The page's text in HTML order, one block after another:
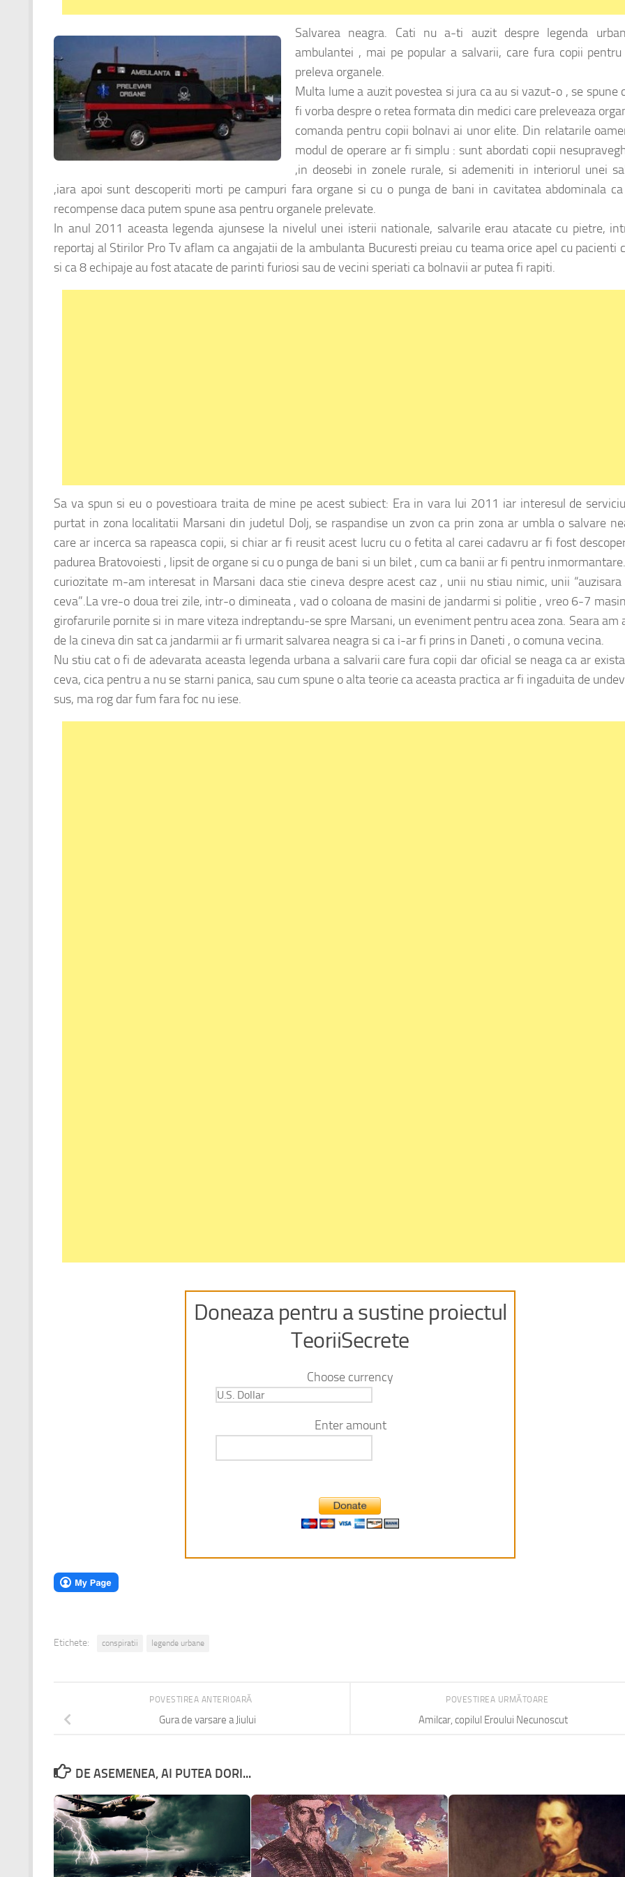
Salvarea neagra. Cati nu a-ti auzit despre legenda
ambulantei , mai pe popular a salvarii, care fura copii
preleva organele.
Multa lume a auzit povestea si jura ca au si vazut-o , se spune
fi vorba despre o retea formata din medici care preleveaza
comanda pentru copii bolnavi ai unor elite. Din relatarile
modul de operare ar fi simplu : sunt abordati copii
,in deosebi in zonele rurale, si ademeniti in interiorul unei
,iara apoi sunt descoperiti morti pe campuri fara organe si cu o punga de bani in cavitatea abdominala
recompense daca putem spune asa pentru organele prelevate.
In anul 2011 aceasta legenda ajunsese la nivelul unei isterii nationale, salvarile erau atacate cu pietre,
reportaj al Stirilor Pro Tv aflam ca angajatii de la ambulanta Bucuresti preiau cu teama orice apel cu pacienti
si ca 8 echipaje au fost atacate de parinti furiosi sau de vecini speriati ca bolnavii ar putea fi rapiti.
Sa va spun si eu o povestioara traita de mine pe acest subiect: Era in vara lui 2011 iar interesul de
purtat in zona localitatii Marsani din judetul Dolj, se raspandise un zvon ca prin zona ar umbla o salvare
care ar incerca sa rapeasca copii, si chiar ar fi reusit acest lucru cu o fetita al carei cadavru ar fi fost
padurea Bratovoiesti , lipsit de organe si cu o punga de bani si un bilet , cum ca banii ar fi pentru
curiozitate m-am interesat in Marsani daca stie cineva despre acest caz , unii nu stiau nimic, unii “auzisara
ceva”.La vre-o doua trei zile, intr-o dimineata , vad o coloana de masini de jandarmi si politie , vreo 6-7
girofarurile pornite si in mare viteza indreptandu-se spre Marsani, un eveniment pentru acea zona. Seara am
de la cineva din sat ca jandarmii ar fi urmarit salvarea neagra si ca i-ar fi prins in Daneti , o comuna vecina.
Nu stiu cat o fi de adevarata aceasta legenda urbana a salvarii care fura copii dar oficial se neaga ca ar
ceva, cica pentru a nu se starni panica, sau cum spune o alta teorie ca aceasta practica ar fi ingaduita de
sus, ma rog dar fum fara foc nu iese.
Doneaza pentru a sustine proiectul
TeoriiSecrete
Choose currency
Enter amount
Etichete: conspiratii legende urbane
POVESTIREA URMĂTOARE
Amilcar, copilul Eroului Necunoscut
POVESTIREA ANTERIOARĂ
Gura de varsare a Jiului
DE ASEMENEA, AI PUTEA DORI...